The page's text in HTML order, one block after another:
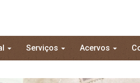
Serviços Acervos